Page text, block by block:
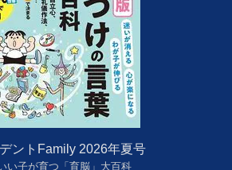
ントFamily 2026年夏号
い子が育つ「育脳」大百科